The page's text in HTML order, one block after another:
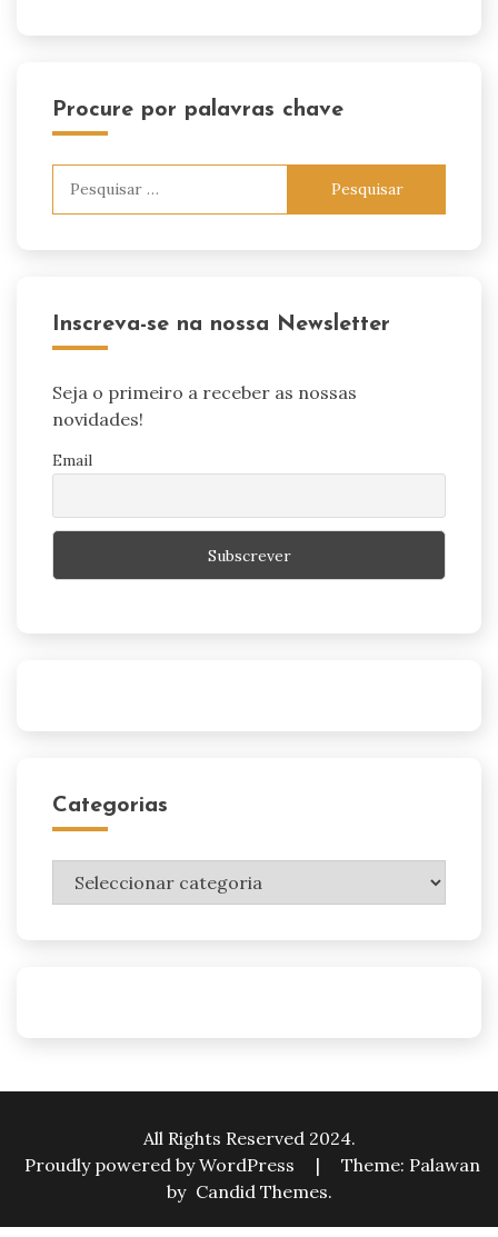
Procure por palavras chave
Inscreva-se na nossa Newsletter
Seja o primeiro a receber as nossas
novidades!
Email
Categorias
Categorias
All Rights Reserved 2024.
Proudly powered by WordPress
|
Theme: Palawan
by Candid Themes.